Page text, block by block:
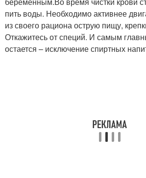
пить воды. Необходимо активнее
из своего рациона острую пищу,
Откажитесь от специй. И самым
остается – исключение спиртных